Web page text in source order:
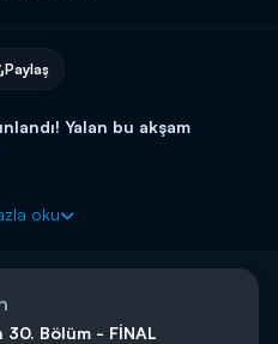
Paylaş
Yalan bu akşam
Güner, Feyyaz Duman, Eylül
Bilek, Kubilay Tunçer ve
kadrosunda yer aldığı
D'de başlıyor!
oku
30. Bölüm - FİNAL